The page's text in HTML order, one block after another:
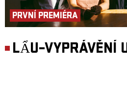
PRVNÍ PREMIÉRA
LẨU–VYPRÁVĚNÍ